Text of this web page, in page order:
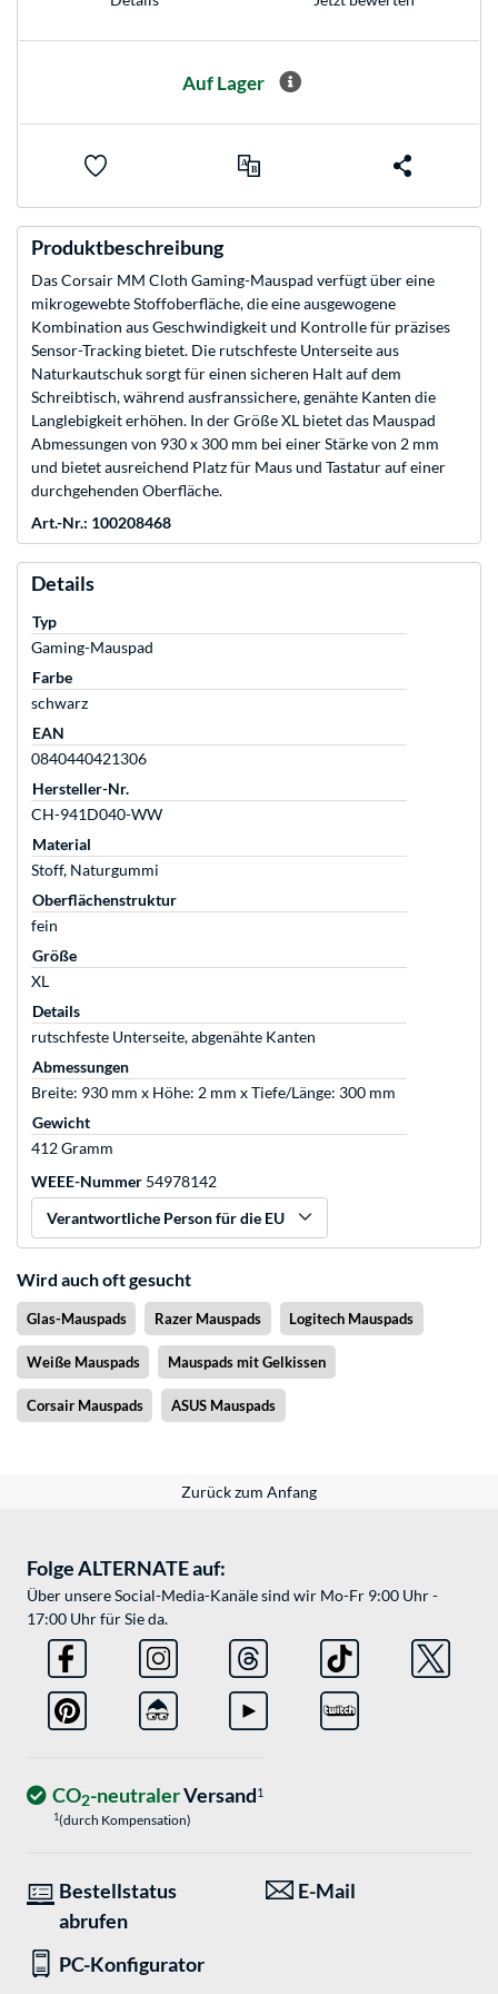
Auf Lager
Produktbeschreibung
Das Corsair MM Cloth Gaming-Mauspad verfügt über eine
mikrogewebte Stoffoberfläche, die eine ausgewogene
Kombination aus Geschwindigkeit und Kontrolle für präzises
Sensor-Tracking bietet. Die rutschfeste Unterseite aus
Naturkautschuk sorgt für einen sicheren Halt auf dem
Schreibtisch, während ausfranssichere, genähte Kanten die
Langlebigkeit erhöhen. In der Größe XL bietet das Mauspad
Abmessungen von 930 x 300 mm bei einer Stärke von 2 mm
und bietet ausreichend Platz für Maus und Tastatur auf einer
durchgehenden Oberfläche.
Art.-Nr.: 100208468
Details
Typ
Gaming-Mauspad
Farbe
schwarz
EAN
0840440421306
Hersteller-Nr.
CH-941D040-WW
Material
Stoff, Naturgummi
Oberflächenstruktur
fein
Größe
XL
Details
rutschfeste Unterseite, abgenähte Kanten
Abmessungen
Breite: 930 mm x Höhe: 2 mm x Tiefe/Länge: 300 mm
Gewicht
412 Gramm
WEEE-Nummer 54978142
Verantwortliche Person für die EU
Wird auch oft gesucht
Glas-Mauspads Razer Mauspads Logitech Mauspads
Weiße Mauspads Mauspads mit Gelkissen
Corsair Mauspads ASUS Mauspads
Zurück zum Anfang
Folge ALTERNATE auf:
Über unsere Social-Media-Kanäle sind wir Mo-Fr 9:00 Uhr -
17:00 Uhr für Sie da.
CO2-neutralerVersand1
1(durch Kompensation)
Bestellstatus
abrufen
E-Mail
PC-Konfigurator